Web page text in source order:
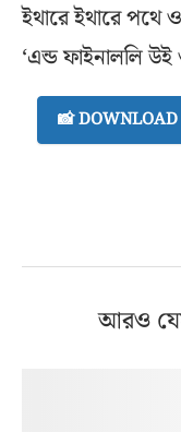
ইথারে ইথারে পথে
‘এন্ড ফাইনাললি উই
📸 DOWNLOAD
আরও